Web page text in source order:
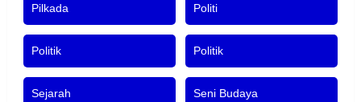
Pilkada Politi
Politik Politik
Sejarah Seni Budaya